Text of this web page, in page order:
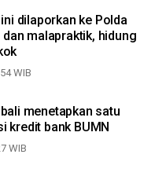
dilaporkan ke Polda
malapraktik, hidung
WIB
menetapkan satu
kredit bank BUMN
WIB